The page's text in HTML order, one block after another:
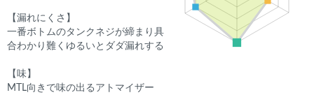
【漏れにくさ】
一番ボトムのタンクネジが締まり具
合わかり難くゆるいとダダ漏れする
【味】
MTL向きで味の出るアトマイザー